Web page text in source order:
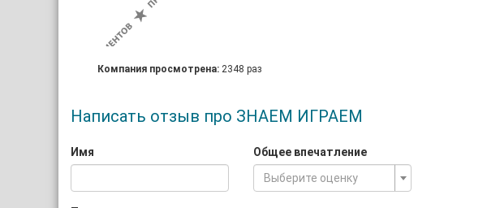
Компания просмотрена:2348 раз
Написать отзыв про ЗНАЕМ ИГРАЕМ
Имя
Общее впечатление
Выберите оценку